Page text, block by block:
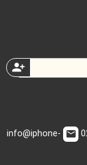
person_add
email
info@iphone-